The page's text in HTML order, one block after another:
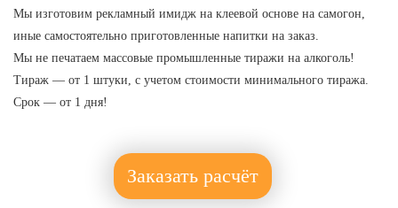
Мы изготовим рекламный имидж на клеевой основе на самогон,
иные самостоятельно приготовленные напитки на заказ.
Мы не печатаем массовые промышленные тиражи на алкоголь!
Тираж — от 1 штуки, с учетом стоимости минимального тиража.
Срок — от 1 дня!
Заказать расчёт